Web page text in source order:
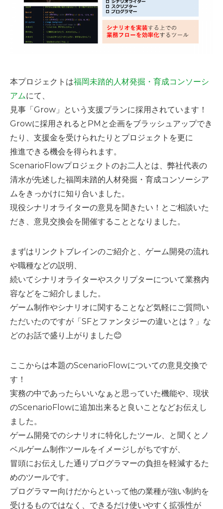
本プロジェクトは福岡未踏的人材発掘・育成コンソーシ
アムにて、
見事「Grow」という支援プランに採用されています！
Growに採用されるとPMと企画をブラッシュアップでき
たり、支援金を受けられたりとプロジェクトを更に
推進できる機会を得られます。
ScenarioFlowプロジェクトのお二人とは、弊社代表の
清水が先述した福岡未踏的人材発掘・育成コンソーシア
ムをきっかけに知り合いました。
現役シナリオライターの意見を聞きたい！とご相談いた
だき、意見交換会を開催することとなりました。
まずはリンクトブレインのご紹介と、ゲーム開発の流れ
や職種などの説明、
続いてシナリオライターやスクリプターについて業務内
容などをご紹介しました。
ゲーム制作やシナリオに関することなど気軽にご質問い
ただいたのですが「SFとファンタジーの違いとは？」な
どのお話で盛り上がりました😊
ここからは本題のScenarioFlowについての意見交換で
す！
実務の中であったらいいなぁと思っていた機能や、現状
のScenarioFlowに追加出来ると良いことなどお伝えし
ました。
ゲーム開発でのシナリオに特化したツール、と聞くとノ
ベルゲーム制作ツールをイメージしがちですが、
冒頭にお伝えした通りプログラマーの負担を軽減するた
めのツールです。
プログラマー向けだからといって他の業種が強い制約を
受けるものではなく、できるだけ使いやすく拡張性が